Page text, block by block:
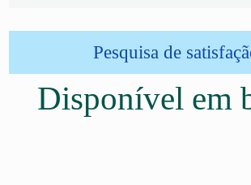
Pesquisa de
Disponível em